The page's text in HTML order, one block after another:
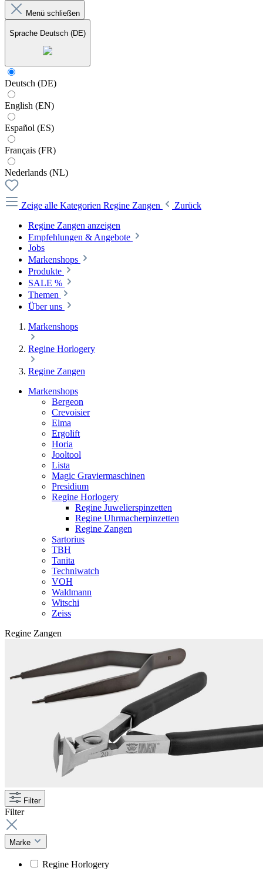
Menü schließen
Sprache Deutsch (DE)
Deutsch (DE)
English (EN)
Español (ES)
Français (FR)
Nederlands (NL)
Zeige alle Kategorien Regine Zangen
Zurück
Regine Zangen anzeigen
Empfehlungen & Angebote
Jobs
Markenshops
Produkte
SALE %
Themen
Über uns
Markenshops
Regine Horlogery
Regine Zangen
Markenshops
Bergeon
Crevoisier
Elma
Ergolift
Horia
Jooltool
Lista
Magic Graviermaschinen
Presidium
Regine Horlogery
Regine Juwelierspinzetten
Regine Uhrmacherpinzetten
Regine Zangen
Sartorius
TBH
Tanita
Techniwatch
VOH
Waldmann
Witschi
Zeiss
Regine Zangen
Filter
Filter
Marke
Regine Horlogery